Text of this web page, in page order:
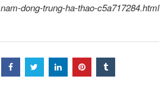
nam-dong-trung-ha-thao-c5a717284.html